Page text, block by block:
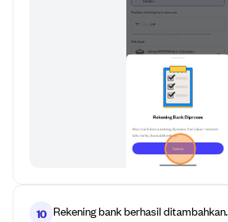
10 Rekening bank berhasil ditambahkan.